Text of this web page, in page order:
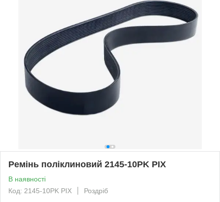
Ремінь поліклиновий 2145-10PK PIX
В наявності
Код: 2145-10PK PIX
Роздріб